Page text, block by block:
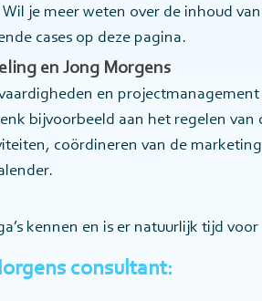
je meer weten over de inhoud
cases op deze pagina.
en Jong Morgens
en
bijvoorbeeld aan het regelen van
coördineren van de
kennen en is er natuurlijk tijd
consultant: